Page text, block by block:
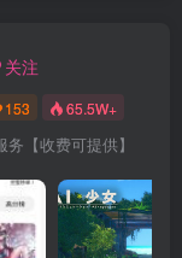
关注
153 65.5W+
【收费可提供】